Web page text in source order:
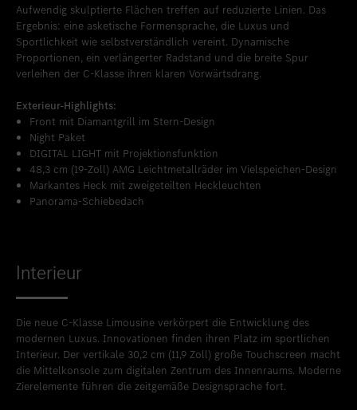
Aufwendig skulptierte Flächen treffen auf reduzierte Linien. Das
Ergebnis: eine asketische Formensprache, die Luxus und
Sportlichkeit wie selbstverständlich vereint. Dynamische
Proportionen, ein verlängerter Radstand und die breite Spur
verleihen der C-Klasse ihren klaren Vorwärtsdrang.
Exterieur-Highlights:
Front mit Diamantgrill im Stern-Design
Night Paket
DIGITAL LIGHT mit Projektionsfunktion
48,3 cm (19-Zoll) AMG Leichtmetallräder im Vielspeichen-Design
Markantes Heck mit zweigeteilten Heckleuchten
Panorama-Schiebedach
Interieur
Die neue C-Klasse Limousine verkörpert die Entwicklung des
modernen Luxus. Innovationen finden ihren Platz im sportlichen
Interieur. Der vertikale 30,2 cm (11,9 Zoll) große Touchscreen macht
die Mittelkonsole zum digitalen Zentrum des Innenraums. Moderne
Zierelemente führen die zeitgemäße Designsprache fort.